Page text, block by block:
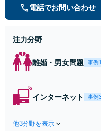
電話でお問い合わせ
注力分野
離婚・男女問題 事例
インターネット 事例
他3分野を表示